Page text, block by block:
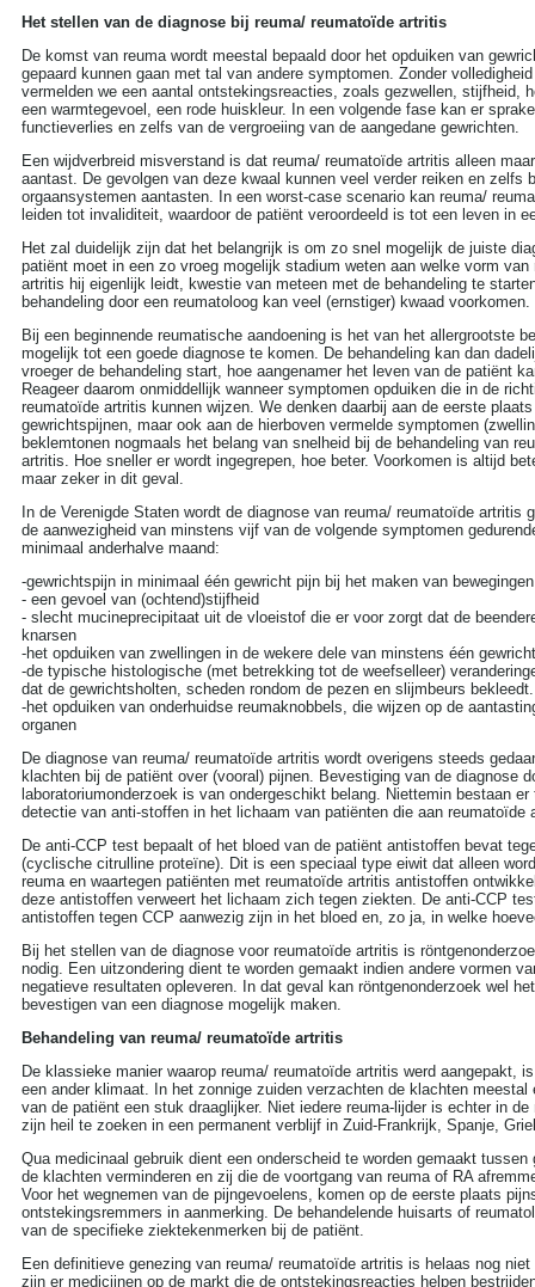
Hooikoorts(2)
HSP (1)
Hyperhidrosis - zweten
(18)
Hyperventilatie(15)
Jicht(6)
Kanker(113)
kataract (5)
Kinderziekten(17)
Koorts(12)
Leukemie(9)
LMD Leeftijdsgebonden
maculadegeneratie(2)
Longkanker(27)
Lyme(8)
Manisch-depressiviteit (11)
Masturbatie(6)
Migraine (24)
MS - Multiple Sclerose
(34)
Muishand(4)
Multipel Myeloom(2)
Opvoeding en
zwangerschap(105)
Osteoporose(13)
Parkinson
Pijn aan de rug (27)
Plasproblemen(9)
Plastische chirurgie
Premenstrueel syndroom
(2)
Prostaatkanker(45)
Psoriasis(10)
Pyschose
Rimpels(32)
Roken(55)
Rookverslaving(11)
Sex(281)
Slaapapneu(21)
Slapeloosheid(129)
Slechte adem(5)
Stress (45)
Trombose (1)
Vaginale infecties(10)
Vaginisme - schedekramp
(2)
Vitamines (77)
(110)
Voet - pijn aan de voet(3)
Ziekte van Bechterew(1)
Ziekte van Crohn(3)
NAVIGATIE
Contact
Links naar medische sites
Het stellen van de diagnose bij reuma/ reumatoïde artritis
De komst van reuma wordt meestal bepaald door het opduiken van
gepaard kunnen gaan met tal van andere symptomen. Zonder
vermelden we een aantal ontstekingsreacties, zoals gezwellen, stijfheid,
een warmtegevoel, een rode huiskleur. In een volgende fase kan er
functieverlies en zelfs van de vergroeiing van de aangedane gewrichten.
Een wijdverbreid misverstand is dat reuma/ reumatoïde artritis alleen
aantast. De gevolgen van deze kwaal kunnen veel verder reiken en zelfs
orgaansystemen aantasten. In een worst-case scenario kan reuma/
leiden tot invaliditeit, waardoor de patiënt veroordeeld is tot een leven in
Het zal duidelijk zijn dat het belangrijk is om zo snel mogelijk de juiste
patiënt moet in een zo vroeg mogelijk stadium weten aan welke vorm van
artritis hij eigenlijk leidt, kwestie van meteen met de behandeling te
behandeling door een reumatoloog kan veel (ernstiger) kwaad voorkomen.
Bij een beginnende reumatische aandoening is het van het allergrootste
mogelijk tot een goede diagnose te komen. De behandeling kan dan
vroeger de behandeling start, hoe aangenamer het leven van de patiënt
Reageer daarom onmiddellijk wanneer symptomen opduiken die in de
reumatoïde artritis kunnen wijzen. We denken daarbij aan de eerste
gewrichtspijnen, maar ook aan de hierboven vermelde symptomen
beklemtonen nogmaals het belang van snelheid bij de behandeling van
artritis. Hoe sneller er wordt ingegrepen, hoe beter. Voorkomen is altijd
maar zeker in dit geval.
In de Verenigde Staten wordt de diagnose van reuma/ reumatoïde artritis
de aanwezigheid van minstens vijf van de volgende symptomen
minimaal anderhalve maand:
-gewrichtspijn in minimaal één gewricht pijn bij het maken van bewegingen
- een gevoel van (ochtend)stijfheid
- slecht mucineprecipitaat uit de vloeistof die er voor zorgt dat de
knarsen
-het opduiken van zwellingen in de wekere dele van minstens één gewricht
-de typische histologische (met betrekking tot de weefselleer)
dat de gewrichtsholten, scheden rondom de pezen en slijmbeurs bekleedt.
-het opduiken van onderhuidse reumaknobbels, die wijzen op de
organen
De diagnose van reuma/ reumatoïde artritis wordt overigens steeds
klachten bij de patiënt over (vooral) pijnen. Bevestiging van de diagnose
laboratoriumonderzoek is van ondergeschikt belang. Niettemin bestaan
detectie van anti-stoffen in het lichaam van patiënten die aan reumatoïde
De anti-CCP test bepaalt of het bloed van de patiënt antistoffen bevat
(cyclische citrulline proteïne). Dit is een speciaal type eiwit dat alleen
reuma en waartegen patiënten met reumatoïde artritis antistoffen
deze antistoffen verweert het lichaam zich tegen ziekten. De anti-CCP
antistoffen tegen CCP aanwezig zijn in het bloed en, zo ja, in welke
Bij het stellen van de diagnose voor reumatoïde artritis is
nodig. Een uitzondering dient te worden gemaakt indien andere vormen
negatieve resultaten opleveren. In dat geval kan röntgenonderzoek wel
bevestigen van een diagnose mogelijk maken.
Behandeling van reuma/ reumatoïde artritis
De klassieke manier waarop reuma/ reumatoïde artritis werd aangepakt,
een ander klimaat. In het zonnige zuiden verzachten de klachten meestal
van de patiënt een stuk draaglijker. Niet iedere reuma-lijder is echter in de
zijn heil te zoeken in een permanent verblijf in Zuid-Frankrijk, Spanje,
Qua medicinaal gebruik dient een onderscheid te worden gemaakt tussen
de klachten verminderen en zij die de voortgang van reuma of RA
Voor het wegnemen van de pijngevoelens, komen op de eerste plaats
ontstekingsremmers in aanmerking. De behandelende huisarts of
van de specifieke ziektekenmerken bij de patiënt.
Een definitieve genezing van reuma/ reumatoïde artritis is helaas nog
zijn er medicijnen op de markt die de ontstekingsreacties helpen